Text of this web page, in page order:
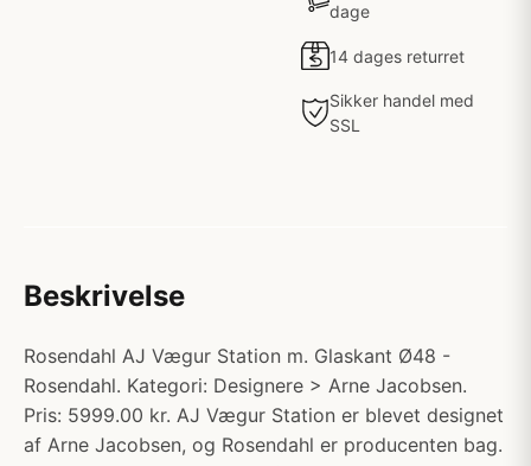
dage
14 dages returret
Sikker handel med
SSL
Beskrivelse
Rosendahl AJ Vægur Station m. Glaskant Ø48 -
Rosendahl. Kategori: Designere > Arne Jacobsen.
Pris: 5999.00 kr. AJ Vægur Station er blevet designet
af Arne Jacobsen, og Rosendahl er producenten bag.